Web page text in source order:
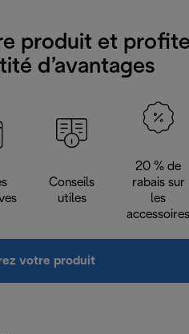
produit et
d’avantages
Conseils
utiles
20 % de
rabais sur
les
accessoires
votre produit